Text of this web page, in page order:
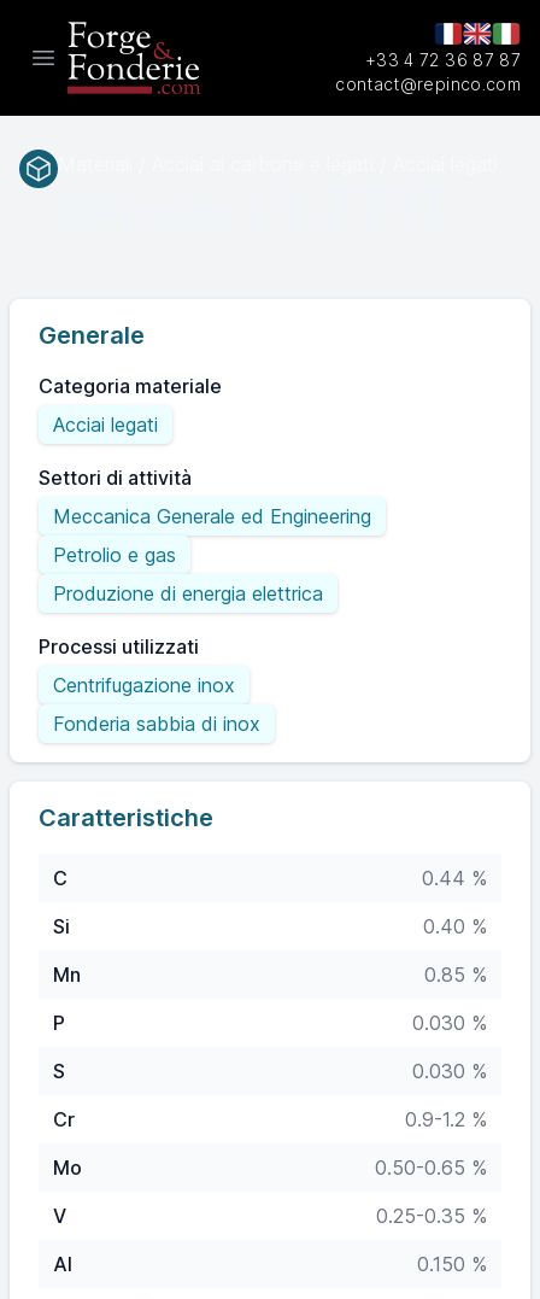
Open main menu
+33 4 72 36 87 87
contact@repinco.com
Generale
Categoria materiale
Acciai legati
Settori di attività
Meccanica Generale ed Engineering
Petrolio e gas
Produzione di energia elettrica
Processi utilizzati
Centrifugazione inox
Fonderia sabbia di inox
Caratteristiche
C
0.44 %
Si
0.40 %
Mn
0.85 %
P
0.030 %
S
0.030 %
Cr
0.9-1.2 %
Mo
0.50-0.65 %
V
0.25-0.35 %
Al
0.150 %